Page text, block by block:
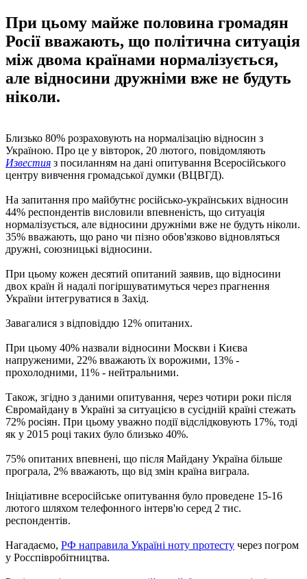
При цьому майже половина громадян
Росії вважають, що політична ситуація
між двома країнами нормалізується,
але відносини дружніми вже не будуть
ніколи.
Близько 80% розраховують на нормалізацію відносин з
Україною. Про це у вівторок, 20 лютого, повідомляють
Известия з посиланням на дані опитування Всеросійського
центру вивчення громадської думки (ВЦВГД).
На запитання про майбутнє російсько-українських відносин
44% респондентів висловили впевненість, що ситуація
нормалізується, але відносини дружніми вже не будуть ніколи.
35% вважають, що рано чи пізно обов'язково відновляться
дружні, союзницькі відносини.
При цьому кожен десятий опитаний заявив, що відносини
двох країн й надалі погіршуватимуться через прагнення
України інтегруватися в Захід.
Завагалися з відповіддю 12% опитаних.
При цьому 40% назвали відносини Москви і Києва
напруженими, 22% вважають їх ворожими, 13% -
прохолодними, 11% - нейтральними.
Також, згідно з даними опитування, через чотири роки після
Євромайдану в Україні за ситуацією в сусідній країні стежать
72% росіян. При цьому уважно події відслідковують 17%, тоді
як у 2015 році таких було близько 40%.
75% опитаних впевнені, що після Майдану Україна більше
програла, 2% вважають, що від змін країна виграла.
Ініціативне всеросійське опитування було проведене 15-16
лютого шляхом телефонного інтерв'ю серед 2 тис.
респондентів.
Нагадаємо, РФ направила Україні ноту протесту через погром
у Росспівробітництва.